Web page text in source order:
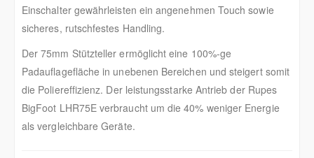
Einschalter gewährleisten ein angenehmen Touch sowie
sicheres, rutschfestes Handling.
Der 75mm Stützteller ermöglicht eine 100%-ge
Padauflagefläche in unebenen Bereichen und steigert somit
die Poliereffizienz. Der leistungsstarke Antrieb der Rupes
BigFoot LHR75E verbraucht um die 40% weniger Energie
als vergleichbare Geräte.